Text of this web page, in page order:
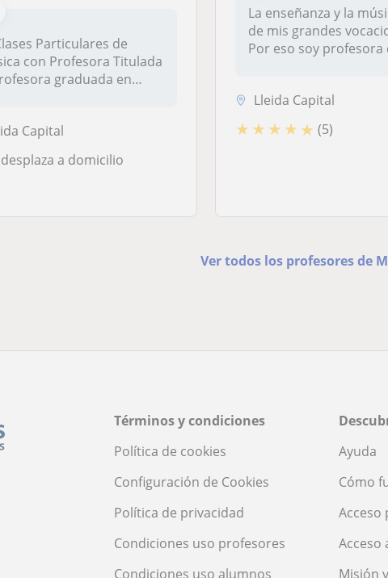
Particulares de
con Profesora Titulada
graduada en
Capital
desplaza a domicilio
La enseñanza y la
de mis grandes
Por eso soy profesora
Lleida Capital
★ ★ ★ ★ ★ (5)
Ver todos los profesores de
Términos y condiciones
Política de cookies
Configuración de Cookies
Política de privacidad
Condiciones uso profesores
Condiciones uso alumnos
Ayuda
Cómo
Acceso
Acceso
Misión